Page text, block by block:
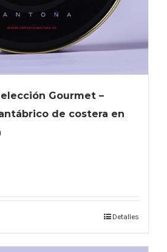
Gourmet –
de costera en
Detalles